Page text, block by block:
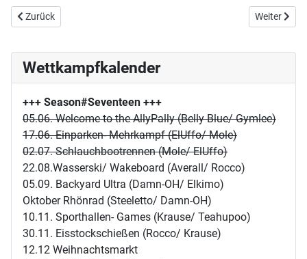
Vorheriger Beitrag: E09/S15 : Amrum !
Zurück Nächster
Weiter
Wettkampfkalender
+++ Season#Seventeen +++
05.06. Welcome to the AllyPally (Belly Blue/ Gymlee)
17.06. Einparken- Mehrkampf (ElUffo/ Mole)
02.07. Schlauchbootrennen (Mole/ ElUffo)
22.08.Wasserski/ Wakeboard (Averall/ Rocco)
05.09. Backyard Ultra (Damn-OH/ Elkimo)
Oktober Rhönrad (Steeletto/ Damn-OH)
10.11. Sporthallen- Games (Krause/ Teahupoo)
30.11. Eisstockschießen (Rocco/ Krause)
12.12 Weihnachtsmarkt